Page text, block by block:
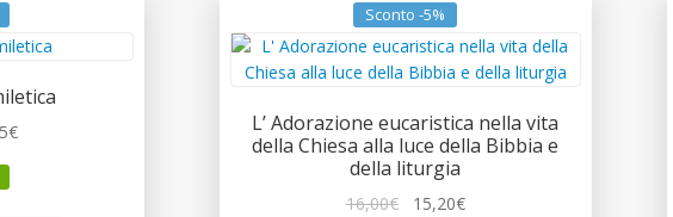
€Il
Sconto -5%
L’ Adorazione eucaristica nella vita
della Chiesa alla luce della Bibbia e
della liturgia
16,00€ 15,20€Il